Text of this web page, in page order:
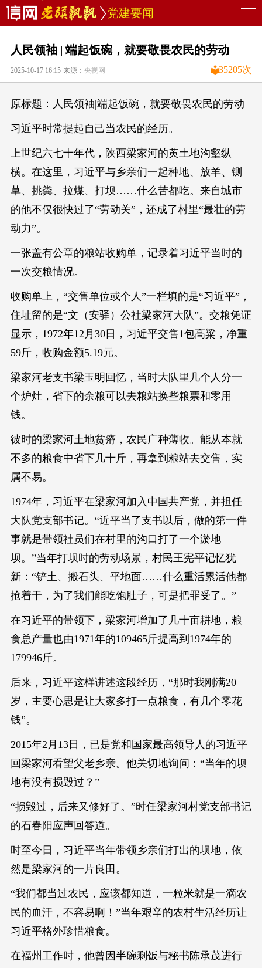
党建要闻
人民领袖 | 端起饭碗，就要敬畏农民的劳动
2025-10-17 16:15 来源： 央视网 35205次
原标题：人民领袖|端起饭碗，就要敬畏农民的劳动
习近平时常提起自己当农民的经历。
上世纪六七十年代，陕西梁家河的黄土地沟壑纵
横。在这里，习近平与乡亲们一起种地、放羊、铡
草、挑粪、拉煤、打坝……什么苦都吃。来自城市
的他不仅很快过了“劳动关”，还成了村里“最壮的劳
动力”。
一张盖有公章的粮站收购单，记录着习近平当时的
一次交粮情况。
收购单上，“交售单位或个人”一栏填的是“习近平”，
住址留的是“文（安驿）公社梁家河大队”。交粮凭证
显示，1972年12月30日，习近平交售1包高粱，净重
59斤，收购金额5.19元。
梁家河老支书梁玉明回忆，当时大队里几个人分一
个炉灶，省下的余粮可以去粮站换些粮票和零用
钱。
彼时的梁家河土地贫瘠，农民广种薄收。能从本就
不多的粮食中省下几十斤，再拿到粮站去交售，实
属不易。
1974年，习近平在梁家河加入中国共产党，并担任
大队党支部书记。“近平当了支书以后，做的第一件
事就是带领社员们在村里的沟口打了一个淤地
坝。”当年打坝时的劳动场景，村民王宪平记忆犹
新：“铲土、搬石头、平地面……什么重活累活他都
抢着干，为了我们能吃饱肚子，可是把罪受了。”
在习近平的带领下，梁家河增加了几十亩耕地，粮
食总产量也由1971年的109465斤提高到1974年的
179946斤。
后来，习近平这样讲述这段经历，“那时我刚满20
岁，主要心思是让大家多打一点粮食，有几个零花
钱”。
2015年2月13日，已是党和国家最高领导人的习近平
回梁家河看望父老乡亲。他关切地询问：“当年的坝
地有没有损毁过？”
“损毁过，后来又修好了。”时任梁家河村党支部书记
的石春阳应声回答道。
时至今日，习近平当年带领乡亲们打出的坝地，依
然是梁家河的一片良田。
“我们都当过农民，应该都知道，一粒米就是一滴农
民的血汗，不容易啊！”当年艰辛的农村生活经历让
习近平格外珍惜粮食。
在福州工作时，他曾因半碗剩饭与秘书陈承茂进行